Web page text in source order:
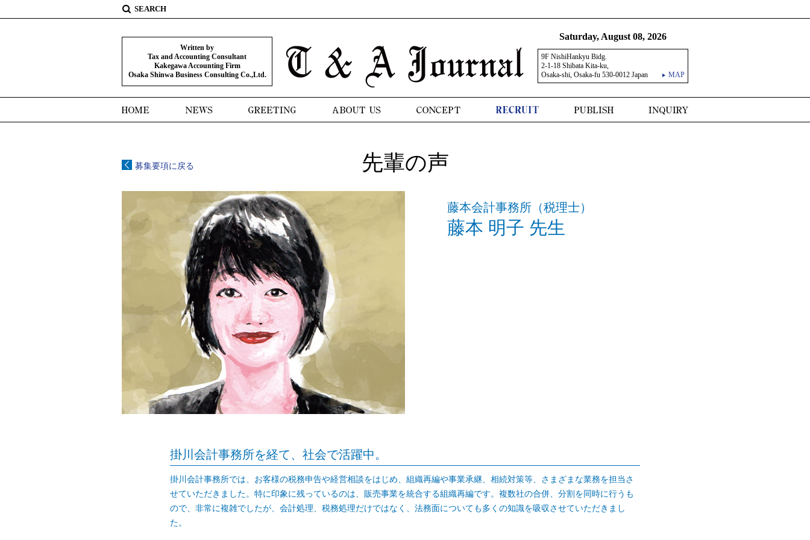
Written by
Tax and Accounting Consultant
Kakegawa Accounting Firm
Osaka Shinwa Business Consulting Co.,Ltd.
Saturday, August 08, 2026
9F NishiHankyu Bidg.
2-1-18 Shibata Kita-ku,
Osaka-shi, Osaka-fu 530-0012 Japan
MAP
募集要項に戻る 先輩の声
藤本会計事務所（税理士）
藤本 明子 先生
掛川会計事務所を経て、社会で活躍中。
掛川会計事務所では、お客様の税務申告や経営相談をはじめ、組織再編や事業承継、相続対策等、さまざまな業務を担当さ
せていただきました。特に印象に残っているのは、販売事業を統合する組織再編です。複数社の合併、分割を同時に行うも
ので、非常に複雑でしたが、会計処理、税務処理だけではなく、法務面についても多くの知識を吸収させていただきまし
た。